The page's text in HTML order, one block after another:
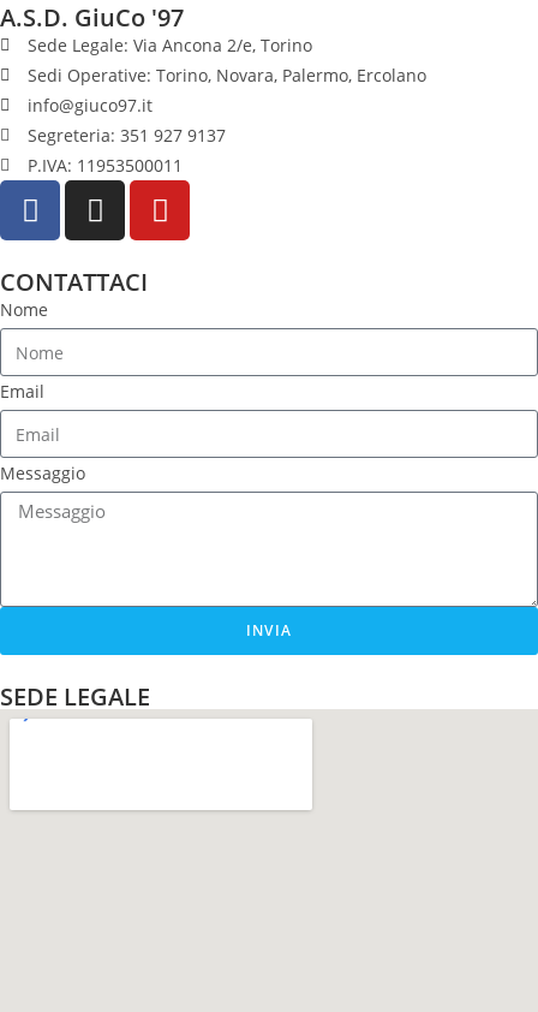
A.S.D. GiuCo '97
Sede Legale: Via Ancona 2/e, Torino
Sedi Operative: Torino, Novara, Palermo, Ercolano
info@giuco97.it
Segreteria: 351 927 9137
P.IVA: 11953500011
CONTATTACI
Nome
Email
Messaggio
INVIA
SEDE LEGALE